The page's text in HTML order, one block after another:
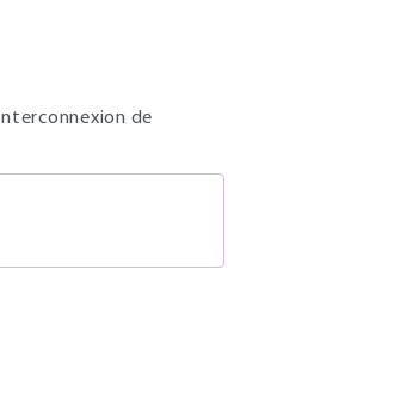
Interconnexion de